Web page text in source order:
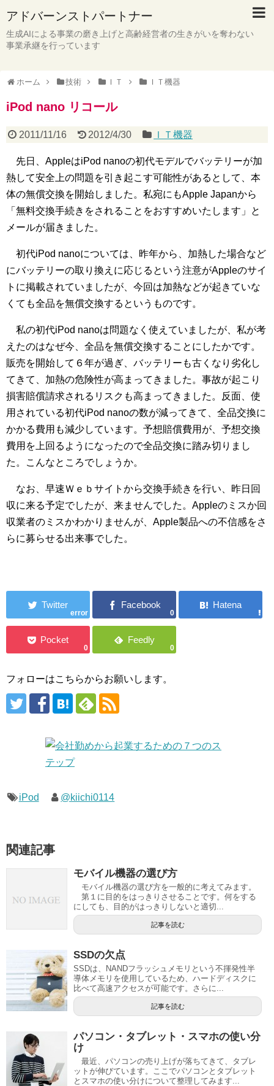
アドバーンストパートナー
生成AIによる事業の磨き上げと高齢経営者の生きがいを奪わない
事業承継を行っています
ホーム 技術 ＩＴ ＩＴ機器
iPod nano リコール
2011/11/16 2012/4/30 ＩＴ機器
先日、AppleはiPod nanoの初代モデルでバッテリーが加
熱して安全上の問題を引き起こす可能性があるとして、本
体の無償交換を開始しました。私宛にもApple Japanから
「無料交換手続きをされることをおすすめいたします」と
メールが届きました。
初代iPod nanoについては、昨年から、加熱した場合など
にバッテリーの取り換えに応じるという注意がAppleのサイ
トに掲載されていましたが、今回は加熱などが起きていな
くても全品を無償交換するというものです。
私の初代iPod nanoは問題なく使えていましたが、私が考
えたのはなぜ今、全品を無償交換することにしたかです。
販売を開始して６年が過ぎ、バッテリーも古くなり劣化し
てきて、加熱の危険性が高まってきました。事故が起こり
損害賠償請求されるリスクも高まってきました。反面、使
用されている初代iPod nanoの数が減ってきて、全品交換に
かかる費用も減少しています。予想賠償費用が、予想交換
費用を上回るようになったので全品交換に踏み切りまし
た。こんなところでしょうか。
なお、早速Ｗｅｂサイトから交換手続きを行い、昨日回
収に来る予定でしたが、来ませんでした。Appleのミスか回
収業者のミスかわかりませんが、Apple製品への不信感をさ
らに募らせる出来事でした。
error 0
0 0
フォローはこちらからお願いします。
iPod @kiichi0114
関連記事
モバイル機器の選び方
モバイル機器の選び方を一般的に考えてみます。
第１に目的をはっきりさせることです。何をする
にしても、目的がはっきりしないと適切...
記事を読む
SSDの欠点
SSDは、NANDフラッシュメモリという不揮発性半
導体メモリを使用しているため、ハードディスクに
比べて高速アクセスが可能です。さらに...
記事を読む
パソコン・タブレット・スマホの使い分
け
最近、パソコンの売り上げが落ちてきて、タブレ
ットが伸びています。ここでパソコンとタブレット
とスマホの使い分けについて整理してみます...